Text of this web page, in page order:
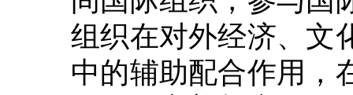
组织在对外经济、文
中的辅助配合作用，